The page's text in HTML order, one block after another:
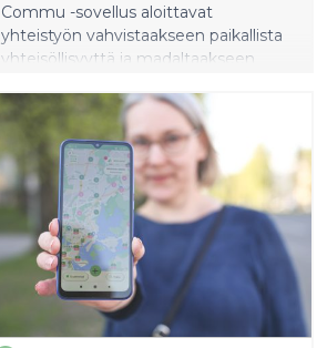
Commu -sovellus aloittavat
yhteistyön vahvistaakseen paikallista
yhteisöllisyyttä ja madaltaakseen
tarjoamiselle. Naapuriapu ja arjen
yhteisöllisyys ovat merkittävässä
roolissa kuntalaisten hyvinvoinnin
edistämisessä. Commun avulla
Vieremän asukkaat voivat tarjota ja
pyytää apua helposti, mikä vahvistaa
paikallista yhteenkuuluvuuden
tunnetta ja tuo ihmiset lähemmäs
toisiaan.